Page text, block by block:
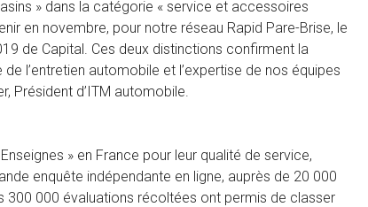
» dans la catégorie « service et accessoires
en novembre, pour notre réseau Rapid Pare-Brise, le
de Capital. Ces deux distinctions confirment la
l’entretien automobile et l’expertise de nos équipes
Président d’ITM automobile.
» en France pour leur qualité de service,
enquête indépendante en ligne, auprès de 20 000
000 évaluations récoltées ont permis de classer